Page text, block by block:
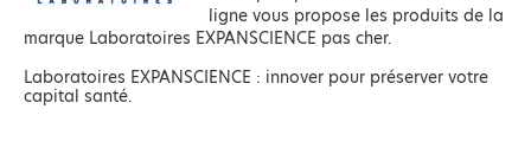
ligne vous propose les produits de la
marque Laboratoires EXPANSCIENCE pas cher.
Laboratoires EXPANSCIENCE : innover pour préserver votre
capital santé.